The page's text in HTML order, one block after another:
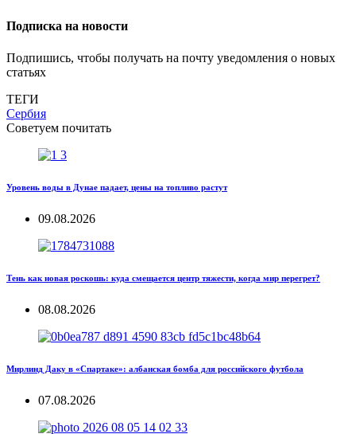
Подписка на новости
Подпишись, чтобы получать на почту уведомления о новых
статьях
ТЕГИ
Сербия
Советуем почитать
Уровень воды в Дунае падает, цены на топливо растут
09.08.2026
Тень как новая роскошь: куда смещается центр тяжести, когда мир перегрет?
08.08.2026
Мирлинд Даку в «Спартаке»: албанская бомба для российского футбола
07.08.2026